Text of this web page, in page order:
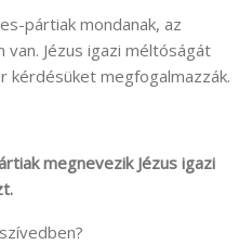
pártiak mondanak, az
Jézus igazi méltóságát
kérdésüket megfogalmazzák.
megnevezik Jézus igazi